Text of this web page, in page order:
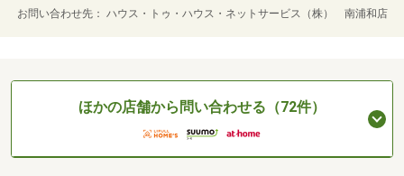
お問い合わせ先 ハウス・トゥ・ハウス・ネットサービス（株） 南浦和店
ほかの店舗から問い合わせる（72件）